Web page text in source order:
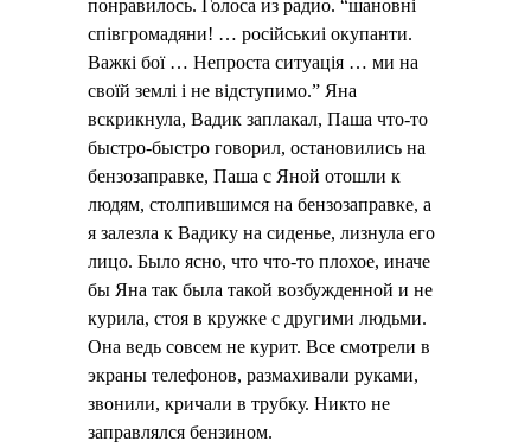
понравилось. Голоса из радио. “шановні
співгромадяни! … російськиі окупанти.
Важкі бої … Непроста ситуація … ми на
своїй землі і не відступимо.” Яна
вскрикнула, Вадик заплакал, Паша что-то
быстро-быстро говорил, остановились на
бензозаправке, Паша с Яной отошли к
людям, столпившимся на бензозаправке, а
я залезла к Вадику на сиденье, лизнула его
лицо. Было ясно, что что-то плохое, иначе
бы Яна так была такой возбужденной и не
курила, стоя в кружке с другими людьми.
Она ведь совсем не курит. Все смотрели в
экраны телефонов, размахивали руками,
звонили, кричали в трубку. Никто не
заправлялся бензином.